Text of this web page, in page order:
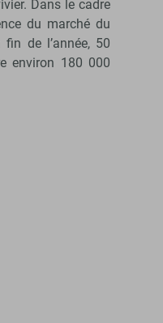
Dans le cadre
du marché du
de l’année, 50
environ 180 000